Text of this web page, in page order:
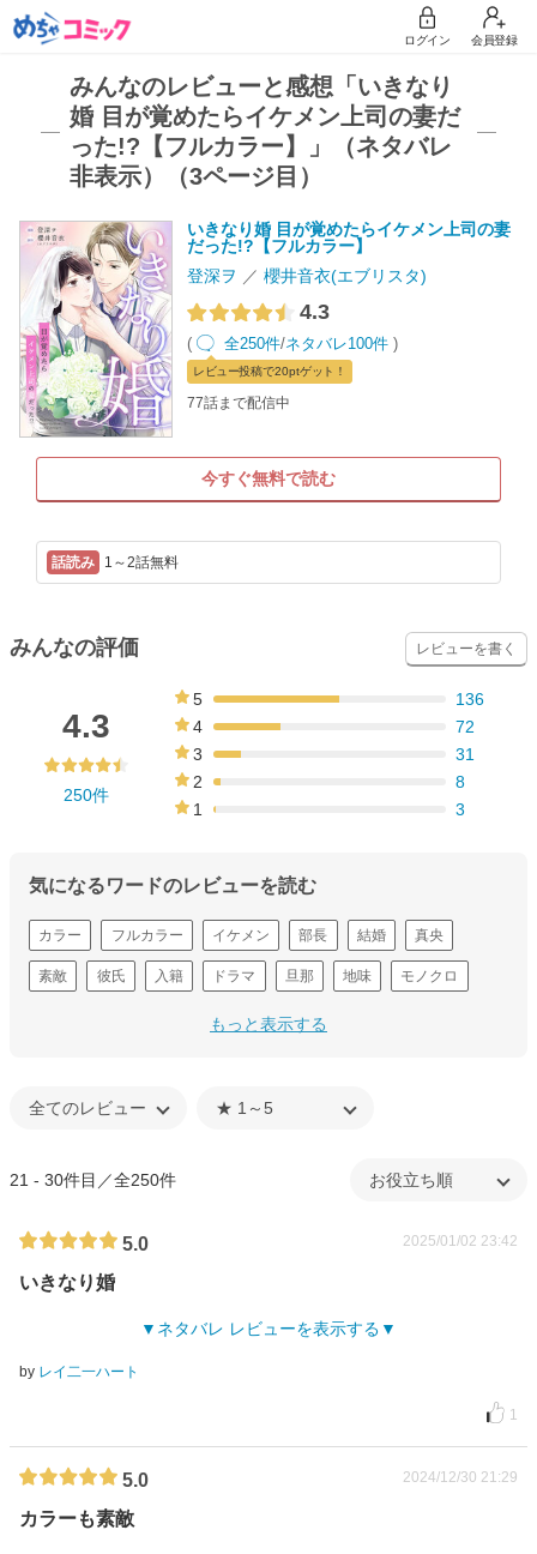
ログイン 会員登録
みんなのレビューと感想「いきなり
婚 目が覚めたらイケメン上司の妻だ
った!?【フルカラー】」（ネタバレ
非表示）（3ページ目）
いきなり婚 目が覚めたらイケメン上司の妻
だった!?【フルカラー】
登深ヲ
櫻井音衣(エブリスタ)
4.3
( 全250件/ネタバレ100件 )
レビュー投稿で20ptゲット！
77話まで配信中
今すぐ無料で読む
1～2話無料
みんなの評価 レビューを書く
4.3
250件
5
136
4
72
3
31
2
8
1
3
気になるワードのレビューを読む
カラー フルカラー イケメン 部長 結婚 真央
素敵 彼氏 入籍 ドラマ 旦那 地味 モノクロ
もっと表示する
21 - 30件目／全250件
5.0 2025/01/02 23:42
いきなり婚
ネタバレ レビューを表示する
by レイ二一ハート
1
5.0 2024/12/30 21:29
カラーも素敵